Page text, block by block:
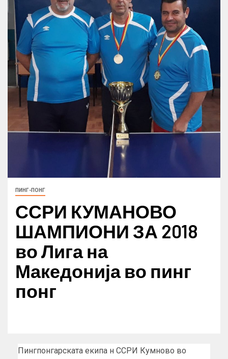
ПИНГ-ПОНГ
ССРИ КУМАНОВО
ШАМПИОНИ ЗА 2018
во Лига на
Македонија во пинг
понг
Пингпонгарската екипа н ССРИ Кумново во